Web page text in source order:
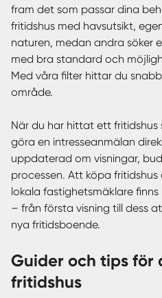
fram det som passar dina
fritidshus med havsutsikt,
naturen, medan andra söker
med bra standard och
Med våra filter hittar du
område.
När du har hittat ett fritidshus
göra en intresseanmälan
uppdaterad om visningar,
processen. Att köpa
lokala fastighetsmäklare
– från första visning till dess
nya fritidsboende.
Guider och tips för dig som letar
fritidshus